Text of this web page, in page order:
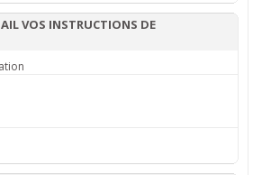
VOS INSTRUCTIONS DE